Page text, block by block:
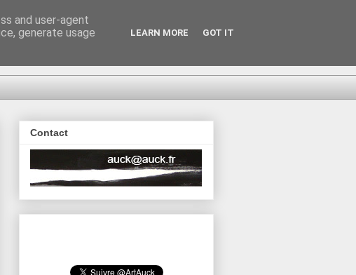
Contact
and user-agent
generate usage
LEARN MORE GOT IT